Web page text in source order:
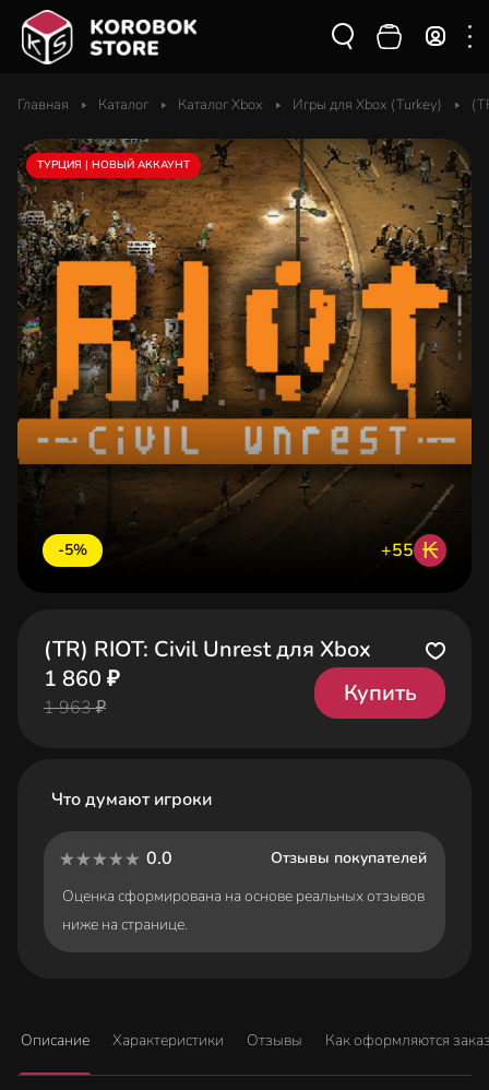
Главная Каталог Каталог Xbox Игры для Xbox (Turkey)
-5% +55 ₭
ТУРЦИЯ | НОВЫЙ АККАУНТ
(TR) RIOT: Civil Unrest для Xbox
1 860 ₽
1 963 ₽
Купить
Что думают игроки
0.0
Отзывы покупателей
Оценка сформирована на основе реальных отзывов
ниже на странице.
Описание Характеристики Отзывы Как оформляются